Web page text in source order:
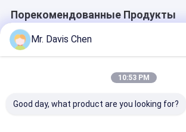
Порекомендованные Продукты
Mr. Davis Chen
10:53 PM
Good day, what product are you looking for?